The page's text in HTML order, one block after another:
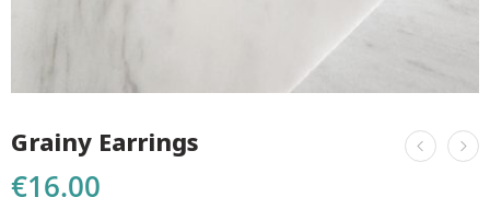
Grainy Earrings
€16.00